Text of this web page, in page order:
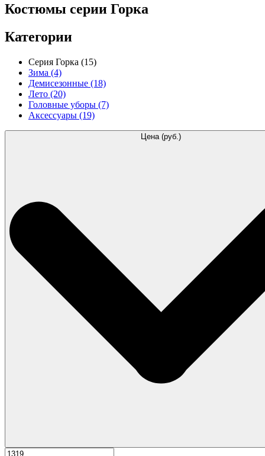
Костюмы серии Горка
Категории
Серия Горка (15)
Зима (4)
Демисезонные (18)
Лето (20)
Головные уборы (7)
Аксессуары (19)
Цена (руб.)